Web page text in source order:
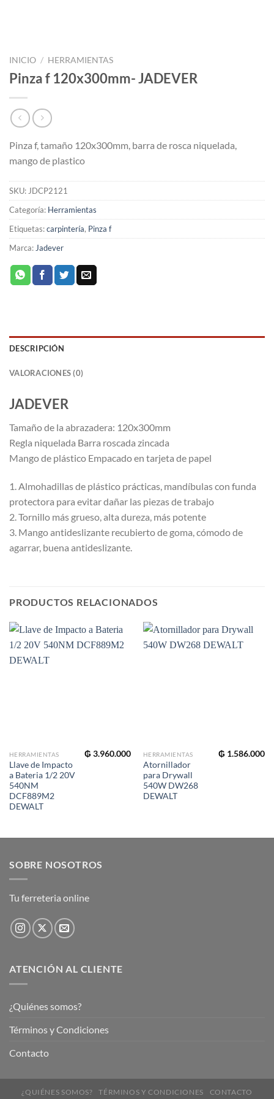
INICIO / HERRAMIENTAS
Pinza f 120x300mm- JADEVER
Pinza f, tamaño 120x300mm, barra de rosca niquelada,
mango de plastico
SKU:JDCP2121
Categoría: Herramientas
Etiquetas:carpintería, Pinza f
Marca:Jadever
DESCRIPCIÓN
VALORACIONES (0)
JADEVER
Tamaño de la abrazadera: 120x300mm
Regla niquelada Barra roscada zincada
Mango de plástico Empacado en tarjeta de papel
1. Almohadillas de plástico prácticas, mandíbulas con funda
protectora para evitar dañar las piezas de trabajo
2. Tornillo más grueso, alta dureza, más potente
3. Mango antideslizante recubierto de goma, cómodo de
agarrar, buena antideslizante.
PRODUCTOS RELACIONADOS
HERRAMIENTAS
Llave de Impacto
a Bateria 1/2 20V
540NM
DCF889M2
DEWALT
₲ 3.960.000 HERRAMIENTAS
Atornillador
para Drywall
540W DW268
DEWALT
₲ 1.586.000
SOBRE NOSOTROS
Tu ferreteria online
ATENCIÓN AL CLIENTE
¿Quiénes somos?
Términos y Condiciones
Contacto
¿QUIÉNES SOMOS? TÉRMINOS Y CONDICIONES CONTACTO